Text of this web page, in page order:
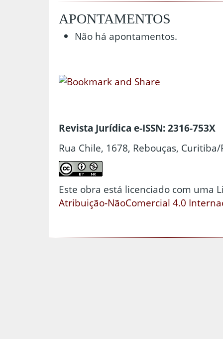
APONTAMENTOS
Não há apontamentos.
Revista Jurídica e-ISSN: 2316-753X
Rua Chile, 1678, Rebouças, Curitiba/
Este obra está licenciado com uma
Atribuição-NãoComercial 4.0